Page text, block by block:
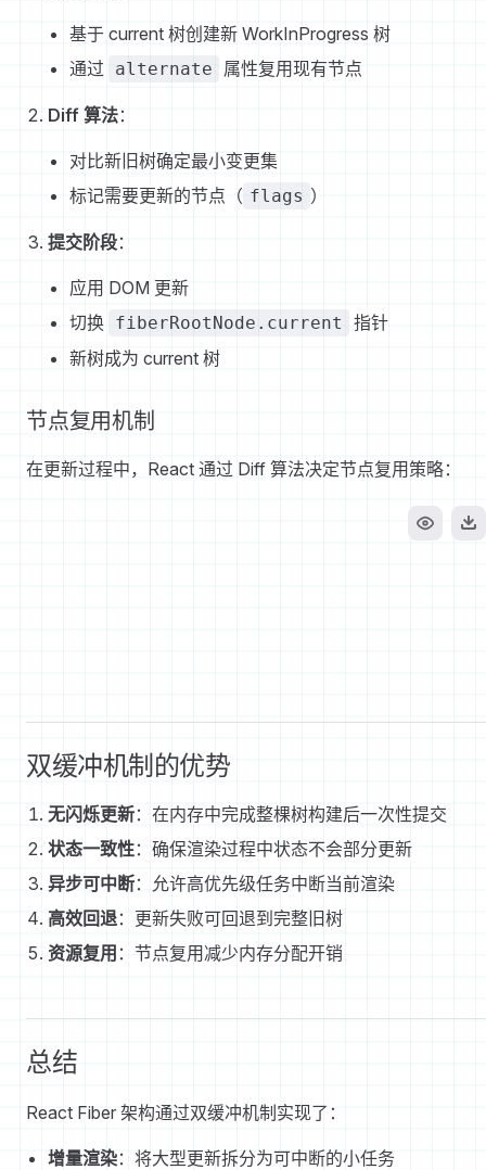
基于 current 树创建新 WorkInProgress 树
通过
alternate 属性复用现有节点
Diff 算法：
对比新旧树确定最小变更集
标记需要更新的节点（ flags ）
提交阶段：
应用 DOM 更新
切换 fiberRootNode.current
指针
新树成为 current 树
节点复用机制
在更新过程中，React 通过 Diff 算法决定节点复用策略：
双缓冲机制的优势
无闪烁更新：在内存中完成整棵树构建后一次性提交
状态一致性：确保渲染过程中状态不会部分更新
异步可中断：允许高优先级任务中断当前渲染
高效回退：更新失败可回退到完整旧树
资源复用 ：节点复用减少内存分配开销
总结
React Fiber 架构通过双缓冲机制实现了：
增量渲染：将大型更新拆分为可中断的小任务